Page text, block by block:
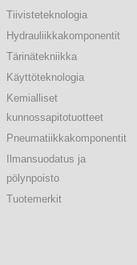
Tiivisteteknologia
Hydrauliikkakomponentit
Tärinätekniikka
Käyttöteknologia
Kemialliset
kunnossapitotuotteet
Pneumatiikkakomponentit
Ilmansuodatus ja
pölynpoisto
Tuotemerkit